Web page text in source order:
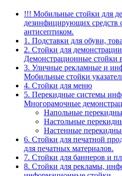
!!! Мобильные стойки для
дезинфицирующих средств
антисептиком.
1. Подставки для обуви,
2. Стойки для
Демонстрационные стойки
3. Уличные рекламные и
Мобильные стойки
4. Стойки для меню
5. Перекидные системы
Многорамочные
Напольные
Настольные
Настенные
6. Стойки для печатной
для печатных материалов.
7. Стойки для баннеров и
8. Стойки для рекламы,